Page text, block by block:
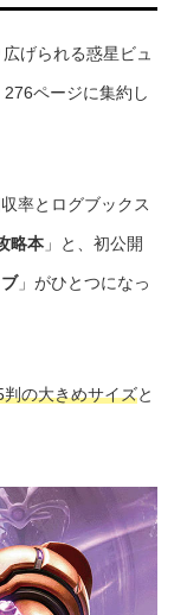
げられる惑星ビュ
ページに集約し
率とログブックス
略本」と、初公開
」がひとつになっ
の大きめサイズと